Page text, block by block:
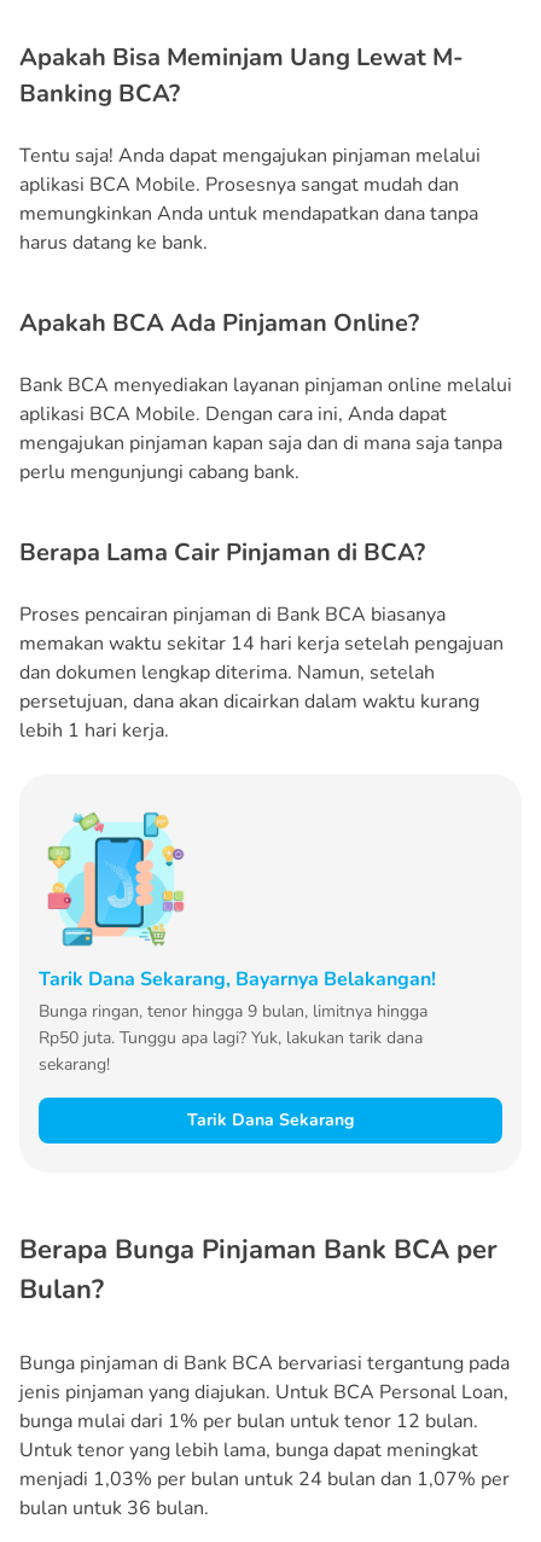
Apakah Bisa Meminjam Uang Lewat M-
Banking BCA?
Tentu saja! Anda dapat mengajukan pinjaman melalui
aplikasi BCA Mobile. Prosesnya sangat mudah dan
memungkinkan Anda untuk mendapatkan dana tanpa
harus datang ke bank.
Apakah BCA Ada Pinjaman Online?
Bank BCA menyediakan layanan pinjaman online melalui
aplikasi BCA Mobile. Dengan cara ini, Anda dapat
mengajukan pinjaman kapan saja dan di mana saja tanpa
perlu mengunjungi cabang bank.
Berapa Lama Cair Pinjaman di BCA?
Proses pencairan pinjaman di Bank BCA biasanya
memakan waktu sekitar 14 hari kerja setelah pengajuan
dan dokumen lengkap diterima. Namun, setelah
persetujuan, dana akan dicairkan dalam waktu kurang
lebih 1 hari kerja.
Tarik Dana Sekarang, Bayarnya Belakangan!
Bunga ringan, tenor hingga 9 bulan, limitnya hingga
Rp50 juta. Tunggu apa lagi? Yuk, lakukan tarik dana
sekarang!
Tarik Dana Sekarang
Berapa Bunga Pinjaman Bank BCA per
Bulan?
Bunga pinjaman di Bank BCA bervariasi tergantung pada
jenis pinjaman yang diajukan. Untuk BCA Personal Loan,
bunga mulai dari 1% per bulan untuk tenor 12 bulan.
Untuk tenor yang lebih lama, bunga dapat meningkat
menjadi 1,03% per bulan untuk 24 bulan dan 1,07% per
bulan untuk 36 bulan.